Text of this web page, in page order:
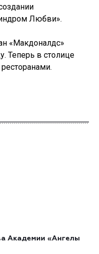
Любви».
«Макдоналдс»
Теперь в столице
ресторанами.
Академии «Ангелы